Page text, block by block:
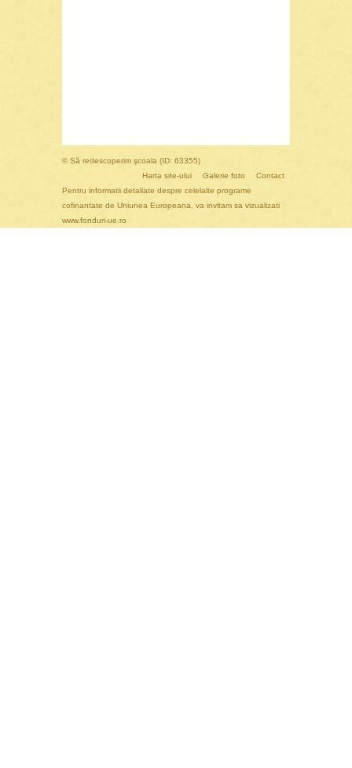
© Să redescoperim şcoala (ID: 63355)
Contact
Galerie foto
Harta site-ului
Pentru informatii detaliate despre celelalte programe
cofinantate de Uniunea Europeana, va invitam sa vizualizati
www.fonduri-ue.ro